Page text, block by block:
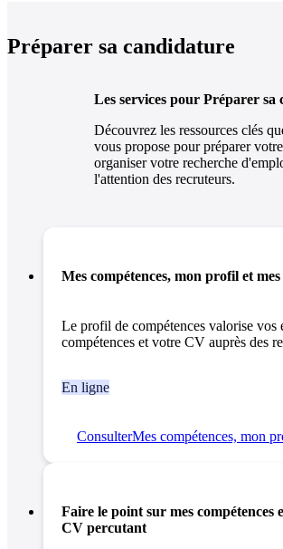
Préparer sa candidature
Les services pour Préparer sa
Découvrez les ressources clés
vous propose pour préparer
organiser votre recherche
l'attention des recruteurs.
Mes compétences, mon profil et
Le profil de compétences valorise vos
compétences et votre CV auprès des
En ligne
ConsulterMes compétences, mon
Faire le point sur mes compétences
CV percutant